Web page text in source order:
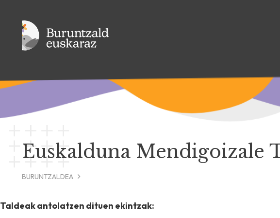
Euskalduna Mendigoizale
BURUNTZALDEA
Taldeak antolatzen dituen ekintzak: